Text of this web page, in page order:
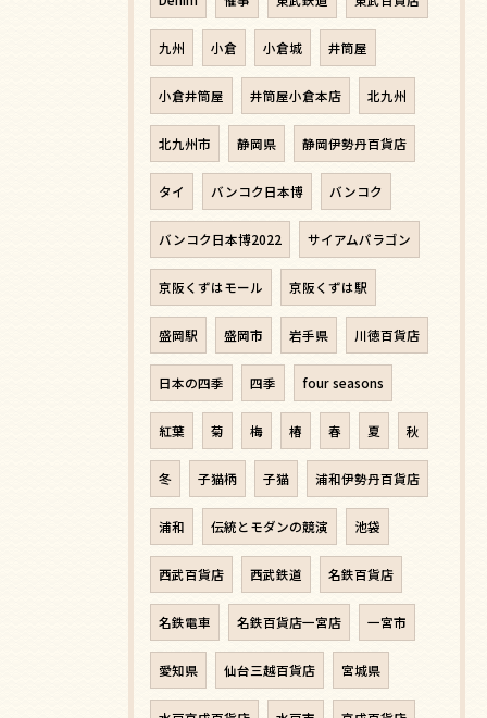
九州 小倉 小倉城 井筒屋
小倉井筒屋 井筒屋小倉本店 北九州
北九州市 静岡県 静岡伊勢丹百貨店
タイ バンコク日本博 バンコク
バンコク日本博2022 サイアムパラゴン
京阪くずはモール 京阪くずは駅
盛岡駅 盛岡市 岩手県 川徳百貨店
日本の四季 四季 four seasons
紅葉 菊 梅 椿 春 夏 秋
冬 子猫柄 子猫 浦和伊勢丹百貨店
浦和 伝統とモダンの競演 池袋
西武百貨店 西武鉄道 名鉄百貨店
名鉄電車 名鉄百貨店一宮店 一宮市
愛知県 仙台三越百貨店 宮城県